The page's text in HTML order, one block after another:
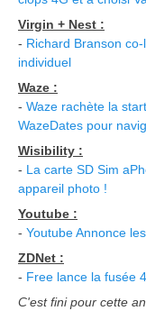
Virgin + Nest :
- Richard Branson
individuel
Waze :
- Waze rachète la
WazeDates pour
Wisibility :
- La carte SD Sim
appareil photo !
Youtube :
- Youtube Annonce
ZDNet :
- Free lance la fusée
C'est fini pour cette